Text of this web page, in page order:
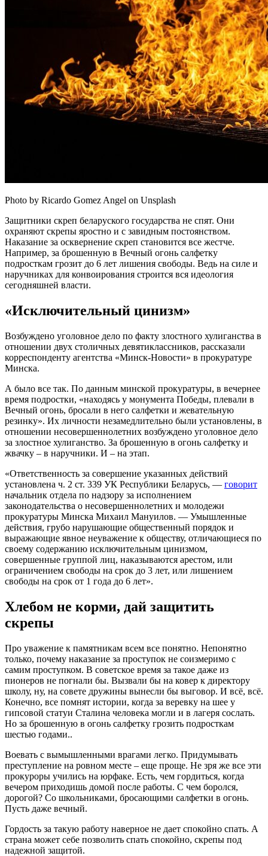
Photo by Ricardo Gomez Angel on Unsplash
Защитники скреп беларуского государства не спят. Они
охраняют скрепы яростно и с завидным постоянством.
Наказание за осквернение скреп становится все жестче.
Например, за брошенную в Вечный огонь салфетку
подросткам грозит до 6 лет лишения свободы. Ведь на силе и
наручниках для конвоирования строится вся идеология
сегодняшней власти.
«Исключительный цинизм»
Возбуждено уголовное дело по факту злостного хулиганства в
отношении двух столичных девятиклассников, рассказали
корреспонденту агентства «Минск-Новости» в прокуратуре
Минска.
А было все так. По данным минской прокуратуры, в вечернее
время подростки, «находясь у монумента Победы, плевали в
Вечный огонь, бросали в него салфетки и жевательную
резинку». Их личности незамедлительно были установлены, в
отношении несовершеннолетних возбуждено уголовное дело
за злостное хулиганство. За брошенную в огонь салфетку и
жвачку – в наручники. И – на этап.
«Ответственность за совершение указанных действий
установлена ч. 2 ст. 339 УК Республики Беларусь, — говорит
начальник отдела по надзору за исполнением
законодательства о несовершеннолетних и молодежи
прокуратуры Минска Михаил Мануилов. — Умышленные
действия, грубо нарушающие общественный порядок и
выражающие явное неуважение к обществу, отличающиеся по
своему содержанию исключительным цинизмом,
совершенные группой лиц, наказываются арестом, или
ограничением свободы на срок до 3 лет, или лишением
свободы на срок от 1 года до 6 лет».
Хлебом не корми, дай защитить
скрепы
Про уважение к памятникам всем все понятно. Непонятно
только, почему наказание за проступок не соизмеримо с
самим проступком. В советское время за такое даже из
пионеров не погнали бы. Вызвали бы на ковер к директору
школу, ну, на совете дружины вынесли бы выговор. И всё, всё.
Конечно, все помнят истории, когда за веревку на шее у
гипсовой статуи Сталина человека могли и в лагеря сослать.
Но за брошенную в огонь салфетку грозить подросткам
шестью годами..
Воевать с вымышленными врагами легко. Придумывать
преступление на ровном месте – еще проще. Не зря же все эти
прокуроры учились на юрфаке. Есть, чем гордиться, когда
вечером приходишь домой после работы. С чем боролся,
дорогой? Со школьниками, бросающими салфетки в огонь.
Пусть даже вечный.
Гордость за такую работу наверное не дает спокойно спать. А
страна может себе позволить спать спокойно, скрепы под
надежной защитой.